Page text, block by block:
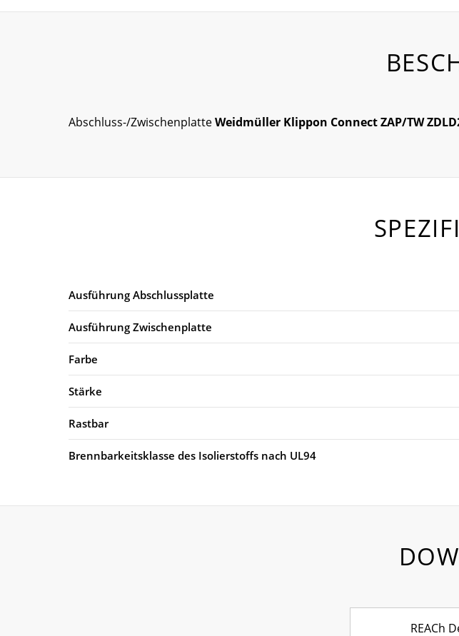
Abschluss-/ZwischenplatteWeidmüller Klippon Connect ZAP/TW
Ausführung Abschlussplatte
Ausführung Zwischenplatte
Farbe
Stärke
Rastbar
Brennbarkeitsklasse des Isolierstoffs nach UL94
REACh